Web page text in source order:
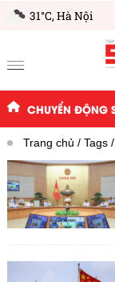
31°C,Hà Nội
CHUYỂN ĐỘNG
Trang chủ Tags